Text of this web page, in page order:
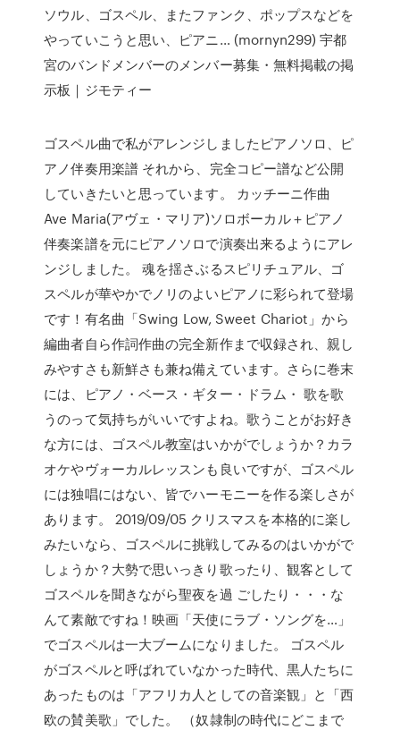
ソウル、ゴスペル、またファンク、ポップスなどを
やっていこうと思い、ピアニ… (mornyn299) 宇都
宮のバンドメンバーのメンバー募集・無料掲載の掲
示板｜ジモティー
ゴスペル曲で私がアレンジしましたピアノソロ、ピ
アノ伴奏用楽譜 それから、完全コピー譜など公開
していきたいと思っています。 カッチーニ作曲
Ave Maria(アヴェ・マリア)ソロボーカル＋ピアノ
伴奏楽譜を元にピアノソロで演奏出来るようにアレ
ンジしました。 魂を揺さぶるスピリチュアル、ゴ
スペルが華やかでノリのよいピアノに彩られて登場
です！有名曲「Swing Low, Sweet Chariot」から
編曲者自ら作詞作曲の完全新作まで収録され、親し
みやすさも新鮮さも兼ね備えています。さらに巻末
には、ピアノ・ベース・ギター・ドラム・ 歌を歌
うのって気持ちがいいですよね。歌うことがお好き
な方には、ゴスペル教室はいかがでしょうか？カラ
オケやヴォーカルレッスンも良いですが、ゴスペル
には独唱にはない、皆でハーモニーを作る楽しさが
あります。 2019/09/05 クリスマスを本格的に楽し
みたいなら、ゴスペルに挑戦してみるのはいかがで
しょうか？大勢で思いっきり歌ったり、観客として
ゴスペルを聞きながら聖夜を過 ごしたり・・・な
んて素敵ですね！映画「天使にラブ・ソングを…」
でゴスペルは一大ブームになりました。 ゴスペル
がゴスペルと呼ばれていなかった時代、黒人たちに
あったものは「アフリカ人としての音楽観」と「西
欧の賛美歌」でした。 （奴隷制の時代にどこまで